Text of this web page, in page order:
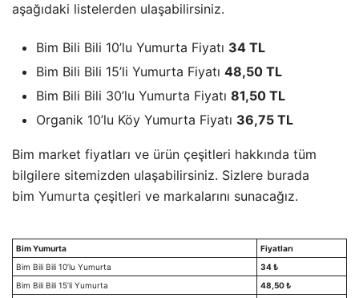
aşağıdaki listelerden ulaşabilirsiniz.
Bim Bili Bili 10’lu Yumurta Fiyatı 34 TL
Bim Bili Bili 15’li Yumurta Fiyatı 48,50 TL
Bim Bili Bili 30’lu Yumurta Fiyatı 81,50 TL
Organik 10’lu Köy Yumurta Fiyatı 36,75 TL
Bim market fiyatları ve ürün çeşitleri hakkında tüm
bilgilere sitemizden ulaşabilirsiniz. Sizlere burada
bim Yumurta çeşitleri ve markalarını sunacağız.
Bim Yumurta
Fiyatları
Bim Bili Bili 10’lu Yumurta
34 ₺
Bim Bili Bili 15’li Yumurta
48,50 ₺